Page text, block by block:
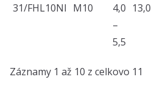
31/FHL10NI M10
4,0
–
5,5
13,0
Záznamy 1 až 10 z celkovo 11